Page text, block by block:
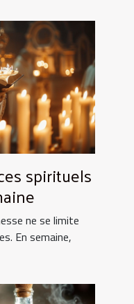
spirituels
ne se limite
En semaine,